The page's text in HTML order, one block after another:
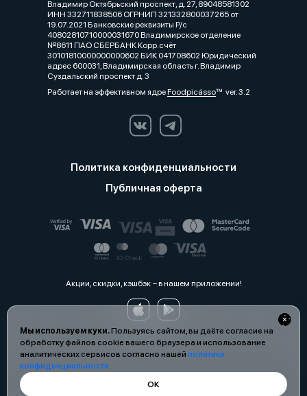
Мы используем куки.Пользуясь сайтом, вы даёте согласие на
обработку файлов cookie вашего браузера и использование
аналитических сервисов согласно нашей политике
конфиденциальности.
ОК
Владимир Октябрьский проспект, д. 27, 89048581302
ИНН 332711838506 ОГРНИП 321332800037265 от
19.07.2021 Банковские реквизиты Р/с
40802810710000031670 Владимирское отделение
№8611 ПАО СБЕРБАНК Корр.счёт
30101810000000000602 БИК 041708602 Юридический
адрес 600031, Владимирская область г. Владимир
Суздальский проспект д. 3
Работает на эффективном ядреFoodpicássover. 3.2
Политика конфиденциальности
Публичная оферта
Акции, скидки, кэшбэк − в нашем приложении!